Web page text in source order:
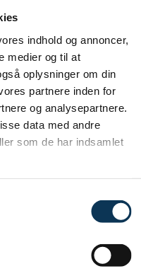
indhold og annoncer,
medier og til at
oplysninger om din
partnere inden for
og analysepartnere.
data med andre
som de har indsamlet
2.g nærmer sig.
ogInstagram
“postkort” og små
rejser.
Næste nyhed